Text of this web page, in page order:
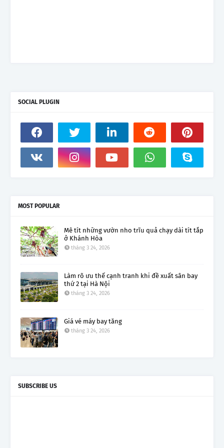
SOCIAL PLUGIN
MOST POPULAR
Mê tít những vườn nho trĩu quả chạy dài tít tắp
ở Khánh Hòa
tháng 3 24, 2026
Làm rõ ưu thế cạnh tranh khi đề xuất sân bay
thứ 2 tại Hà Nội
tháng 3 24, 2026
Giá vé máy bay tăng
tháng 3 24, 2026
SUBSCRIBE US